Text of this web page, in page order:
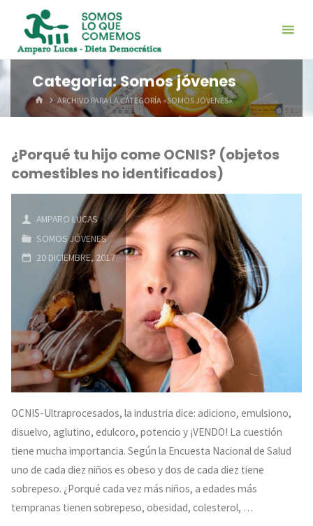
contenido
Categoría:Somos jóvenes
INICIO
ARCHIVO PARA LA CATEGORÍA «SOMOS JÓVENES»
¿Porqué tu hijo come OCNIS? (objetos
comestibles no identificados)
AMPARO LUCAS
SOMOS JÓVENES
20 DICIEMBRE, 2017
OCNIS-Ultraprocesados, la industria dice: adiciono, emulsiono,
disuelvo, aglutino, edulcoro, potencio y ¡VENDO! La cuestión
tiene mucha importancia. Según la Encuesta Nacional de Salud
uno de cada diez niños es obeso y dos de cada diez tiene
sobrepeso. ¿Porqué cada vez más niños, a edades más
tempranas tienen sobrepeso, obesidad, colesterol, …